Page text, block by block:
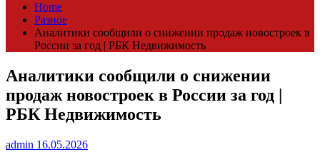
Home
Разное
Аналитики сообщили о снижении продаж новостроек в
России за год | РБК Недвижимость
Аналитики сообщили о снижении
продаж новостроек в России за год |
РБК Недвижимость
admin 16.05.2026